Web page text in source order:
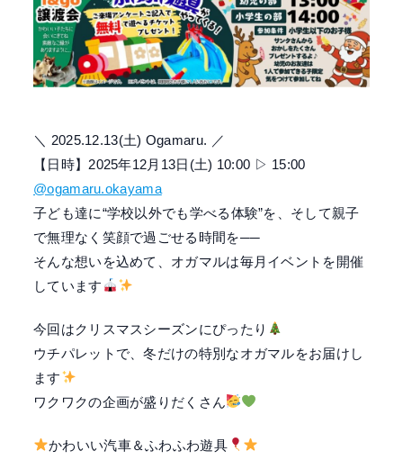
＼ 2025.12.13(土) Ogamaru. ／
【日時】2025年12月13日(土) 10:00 ▷ 15:00
@ogamaru.okayama
子ども達に“学校以外でも学べる体験”を、そして親子
で無理なく笑顔で過ごせる時間を──
そんな想いを込めて、オガマルは毎月イベントを開催
しています
今回はクリスマスシーズンにぴったり
ウチパレットで、冬だけの特別なオガマルをお届けし
ます
ワクワクの企画が盛りだくさん
かわいい汽車＆ふわふわ遊具